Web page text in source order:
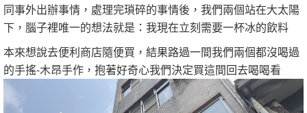
同事外出辦事情，處理完瑣碎的事情後，我們兩個站在大太陽
下，腦子裡唯一的想法就是：我現在立刻需要一杯冰的飲料
本來想說去便利商店隨便買，結果路過一間我們兩個都沒喝過
的手搖-木昂手作，抱著好奇心我們決定買這間回去喝喝看